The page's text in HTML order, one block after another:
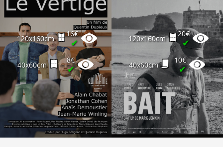
120x160cm
16€
✔
40x60cm
8€
✔
120x160cm
20€
✔
40x60cm
10€
✔